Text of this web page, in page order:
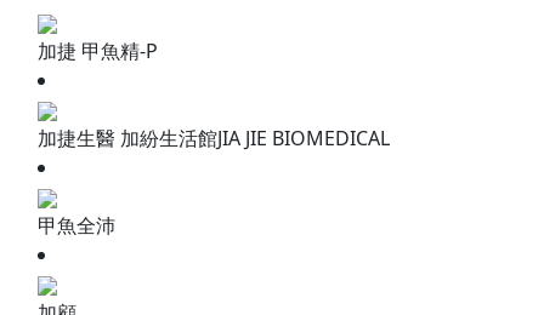
加捷 甲魚精-P
加捷生醫 加紛生活館JIA JIE BIOMEDICAL
甲魚全沛